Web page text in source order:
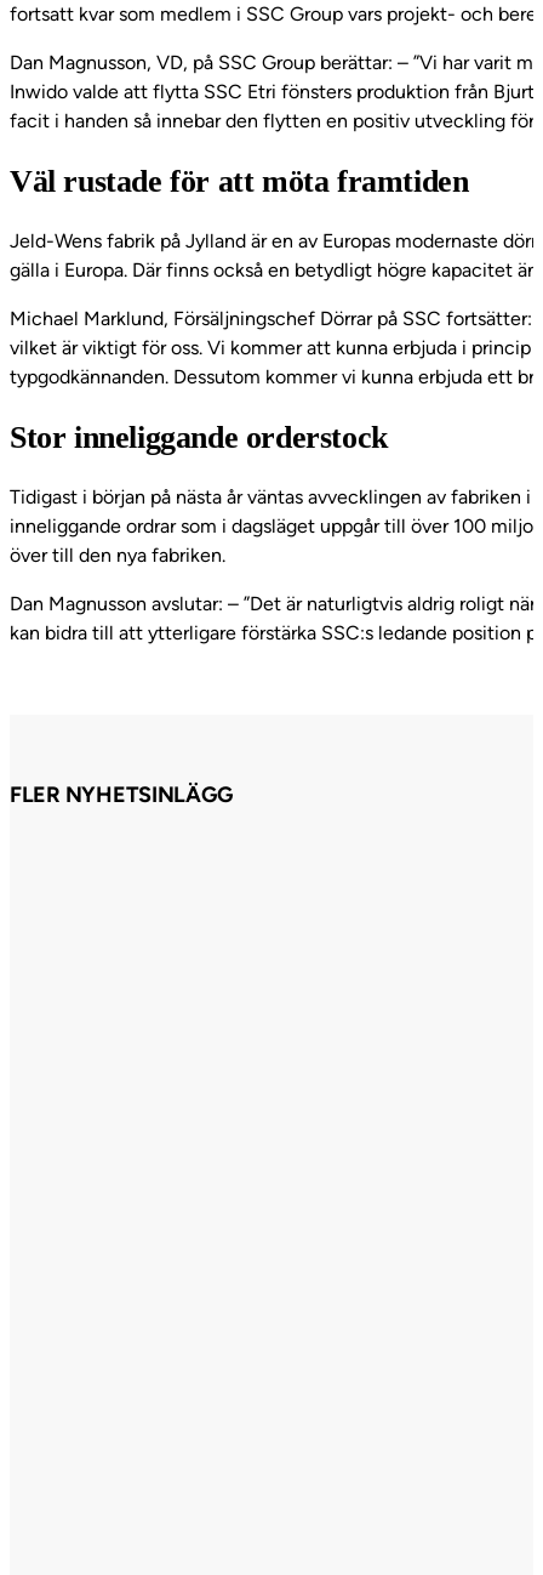
fortsatt kvar som medlem i SSC Group vars projekt- och
Dan Magnusson, VD, på SSC Group berättar: – ”Vi har varit
Inwido valde att flytta SSC Etri fönsters produktion från
facit i handen så innebar den flytten en positiv utveckling för
Väl rustade för att möta framtiden
Jeld-Wens fabrik på Jylland är en av Europas modernaste
gälla i Europa. Där finns också en betydligt högre kapacitet än
Michael Marklund, Försäljningschef Dörrar på SSC
vilket är viktigt för oss. Vi kommer att kunna erbjuda i princip
typgodkännanden. Dessutom kommer vi kunna erbjuda ett
Stor inneliggande orderstock
Tidigast i början på nästa år väntas avvecklingen av fabriken
inneliggande ordrar som i dagsläget uppgår till över 100
över till den nya fabriken.
Dan Magnusson avslutar: – ”Det är naturligtvis aldrig roligt
kan bidra till att ytterligare förstärka SSC:s ledande position
FLER NYHETSINLÄGG